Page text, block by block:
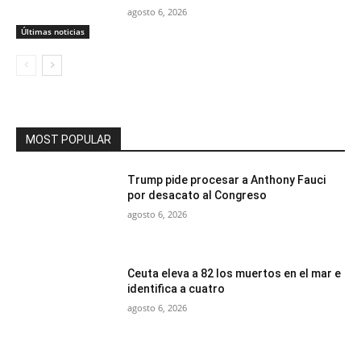
Últimas noticias
agosto 6, 2026
MOST POPULAR
Trump pide procesar a Anthony Fauci
por desacato al Congreso
agosto 6, 2026
Ceuta eleva a 82 los muertos en el mar e
identifica a cuatro
agosto 6, 2026